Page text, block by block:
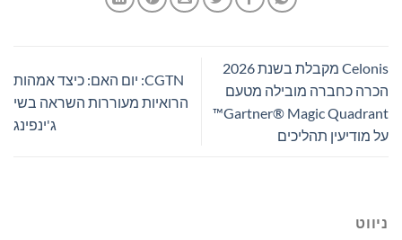
Celonis מקבלת בשנת 2026
הכרה כחברה מובילה מטעם
Gartner® Magic Quadrant™
על מודיעין תהליכים
CGTN: יום האם: כיצד אמהות
הרואיות מעוררות השראה בשי
ג'ינפינג
ניווט